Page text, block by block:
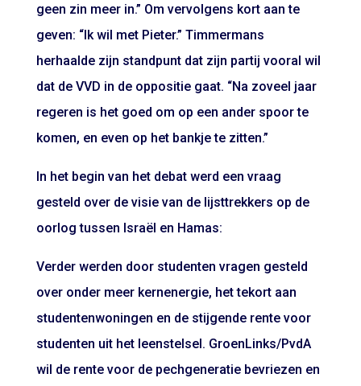
geen zin meer in.” Om vervolgens kort aan te
geven: “Ik wil met Pieter.” Timmermans
herhaalde zijn standpunt dat zijn partij vooral wil
dat de VVD in de oppositie gaat. “Na zoveel jaar
regeren is het goed om op een ander spoor te
komen, en even op het bankje te zitten.”
In het begin van het debat werd een vraag
gesteld over de visie van de lijsttrekkers op de
oorlog tussen Israël en Hamas:
Verder werden door studenten vragen gesteld
over onder meer kernenergie, het tekort aan
studentenwoningen en de stijgende rente voor
studenten uit het leenstelsel. GroenLinks/PvdA
wil de rente voor de pechgeneratie bevriezen en